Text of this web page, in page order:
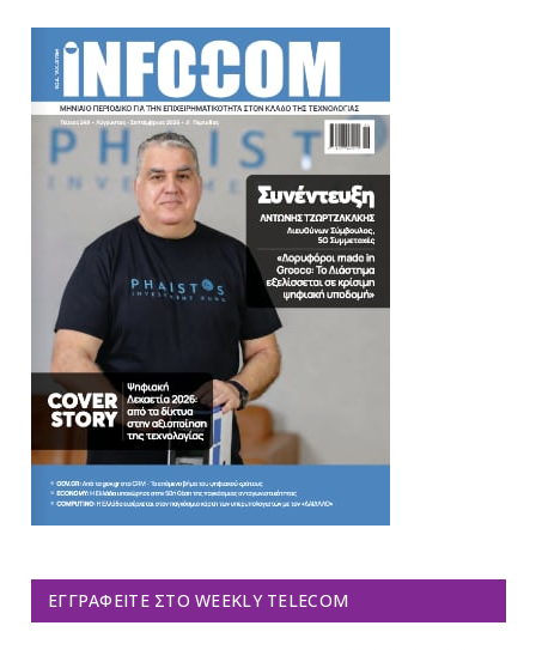
ΕΓΓΡΑΦΕΊΤΕ ΣΤΟ WEEKLY TELECOM